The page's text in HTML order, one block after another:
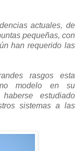
actuales, de
pequeñas, con
han requerido las
rasgos esta
modelo en su
estudiado
sistemas a las